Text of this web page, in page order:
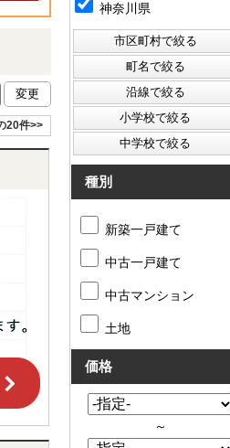
20件>>
神奈川県
種別
新築一戸建て
中古一戸建て
中古マンション
土地
価格
～